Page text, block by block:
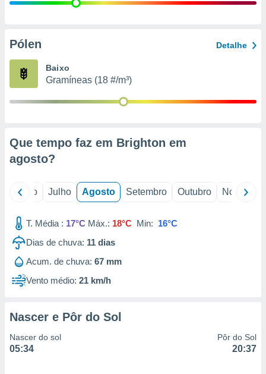
e
de
Pólen Detalhe
Baixo
Gramíneas (18 #/m³)
Que tempo faz em Brighton em
agosto?
Junho Julho Agosto Setembro Outubro Novembro
T. Média : 17°C Máx.: 18°C Min: 16°C
Dias de chuva: 11 dias
Acum. de chuva: 67 mm
Vento médio: 21 km/h
Nascer e Pôr do Sol
Nascer do sol
05:34
Pôr do Sol
20:37